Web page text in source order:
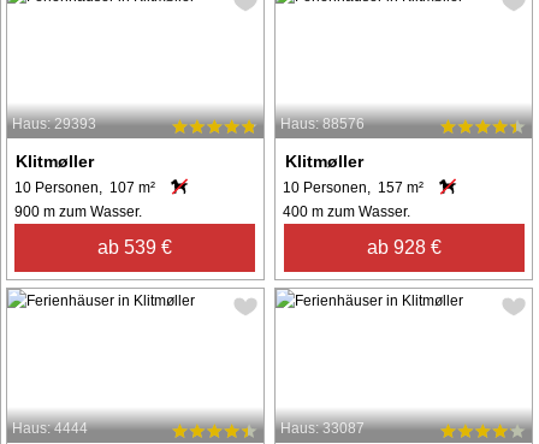
Haus: 29393
Klitmøller
10 Personen, 107 m²
900 m zum Wasser.
ab 539 €
Haus: 88576
Klitmøller
10 Personen, 157 m²
400 m zum Wasser.
ab 928 €
Haus: 4444 Haus: 33087